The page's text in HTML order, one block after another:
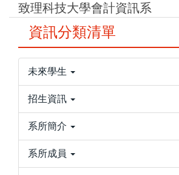
致理科技大學會計資訊系
資訊分類清單
未來學生
招生資訊
系所簡介
系所成員